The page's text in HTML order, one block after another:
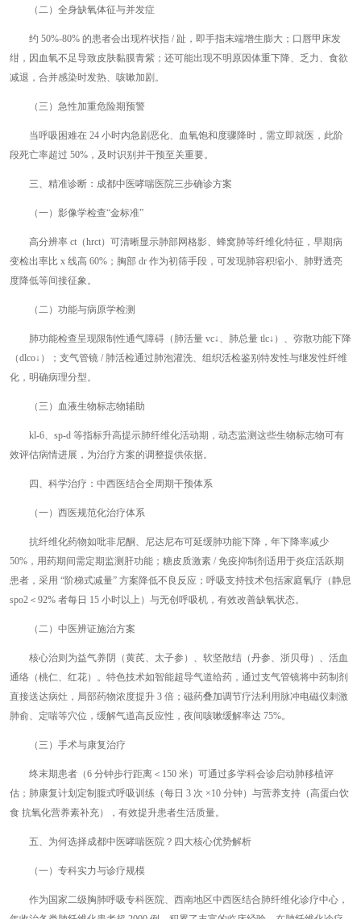
（二）全身缺氧体征与并发症
约 50%-80% 的患者会出现杵状指 / 趾，即手指末端增生膨大；口唇甲床发
绀，因血氧不足导致皮肤黏膜青紫；还可能出现不明原因体重下降、乏力、食欲
减退，合并感染时发热、咳嗽加剧。
（三）急性加重危险期预警
当呼吸困难在 24 小时内急剧恶化、血氧饱和度骤降时，需立即就医，此阶
段死亡率超过 50%，及时识别并干预至关重要。
三、精准诊断：成都中医哮喘医院三步确诊方案
（一）影像学检查“金标准”
高分辨率 ct（hrct）可清晰显示肺部网格影、蜂窝肺等纤维化特征，早期病
变检出率比 x 线高 60%；胸部 dr 作为初筛手段，可发现肺容积缩小、肺野透亮
度降低等间接征象。
（二）功能与病原学检测
肺功能检查呈现限制性通气障碍（肺活量 vc↓、肺总量 tlc↓）、弥散功能下降
（dlco↓）；支气管镜 / 肺活检通过肺泡灌洗、组织活检鉴别特发性与继发性纤维
化，明确病理分型。
（三）血液生物标志物辅助
kl-6、sp-d 等指标升高提示肺纤维化活动期，动态监测这些生物标志物可有
效评估病情进展，为治疗方案的调整提供依据。
四、科学治疗：中西医结合全周期干预体系
（一）西医规范化治疗体系
抗纤维化药物如吡非尼酮、尼达尼布可延缓肺功能下降，年下降率减少
50%，用药期间需定期监测肝功能；糖皮质激素 / 免疫抑制剂适用于炎症活跃期
患者，采用 “阶梯式减量” 方案降低不良反应；呼吸支持技术包括家庭氧疗（静息
spo2＜92% 者每日 15 小时以上）与无创呼吸机，有效改善缺氧状态。
（二）中医辨证施治方案
核心治则为益气养阴（黄芪、太子参）、软坚散结（丹参、浙贝母）、活血
通络（桃仁、红花）。特色技术如智能超导气道给药，通过支气管镜将中药制剂
直接送达病灶，局部药物浓度提升 3 倍；磁药叠加调节疗法利用脉冲电磁仪刺激
肺俞、定喘等穴位，缓解气道高反应性，夜间咳嗽缓解率达 75%。
（三）手术与康复治疗
终末期患者（6 分钟步行距离＜150 米）可通过多学科会诊启动肺移植评
估；肺康复计划定制腹式呼吸训练（每日 3 次 ×10 分钟）与营养支持（高蛋白饮
食 抗氧化营养素补充），有效提升患者生活质量。
五、为何选择成都中医哮喘医院？四大核心优势解析
（一）专科实力与诊疗规模
作为国家二级胸肺呼吸专科医院、西南地区中西医结合肺纤维化诊疗中心，